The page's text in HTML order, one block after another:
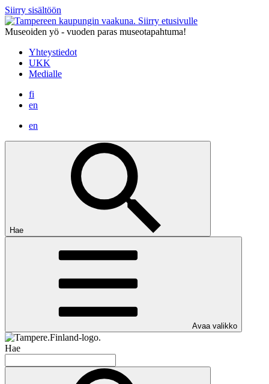
Siirry sisältöön
Siirry etusivulle
Museoiden yö - vuoden paras museotapahtuma!
Yhteystiedot
UKK
Medialle
fi
en
en
Hae
Avaa valikko
Hae